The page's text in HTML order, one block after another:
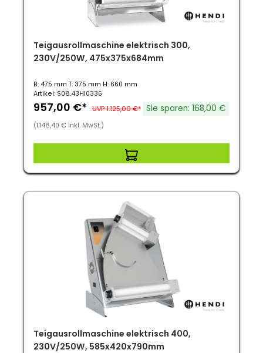
Teigausrollmaschine elektrisch 300,
230V/250W, 475x375x684mm
B: 475 mm T: 375 mm H: 660 mm
Artikel: S08.43HI0336
957,00 €* UVP 1.125,00 €* Sie sparen: 168,00 €
(1.148,40 € inkl. MwSt.)
Teigausrollmaschine elektrisch 400,
230V/250W, 585x420x790mm